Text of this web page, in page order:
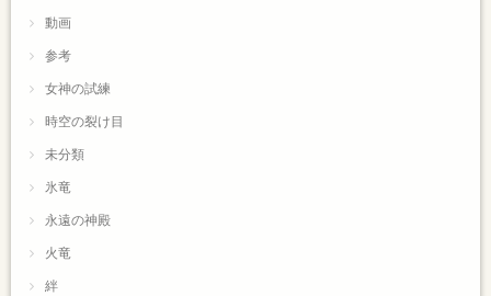
動画
参考
女神の試練
時空の裂け目
未分類
氷竜
永遠の神殿
火竜
絆